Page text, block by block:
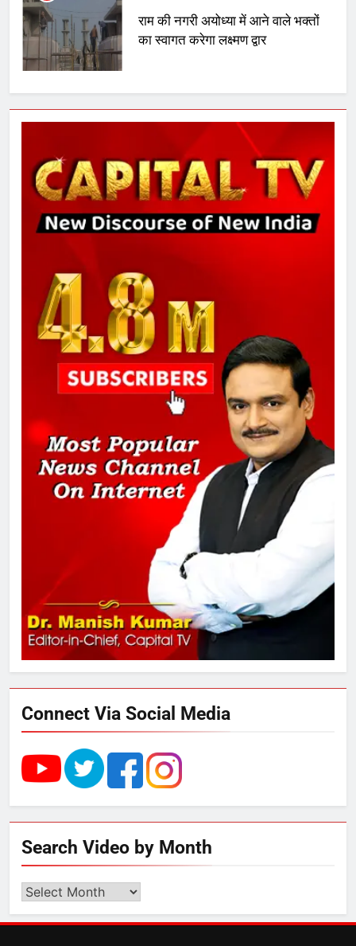
उत्तर प्रदेश में गांवों में बढ़ेंगी सुविधाएं: 67%
बढ़ा पंचायतों का बजट
7
गाजा युद्धविराम को लेकर बड़ी खबरें
8
चुनाव से पहले लालू परिवार पर बड़ा झटका,
तय किए
1
SRN अस्पताल का नाम अमर शहीद ठाकुर
रोशन सिंह के नाम पर करने की मांग तेज
अमर शहीद ठाकुर रोशन सिंह के नाम पर
स्वरूप रानी नेहरू चिकित्सालय का
नामकरण करने की मांग को लेकर
अनिश्चितकालीन धरना शुरू
289 एकड़ भूमि पर विकसित होगा कार्बन-
फ्री डेटा सेंटर, हजारों उच्च-कुशल
रोजगार सृजन की संभावना
4
UP में ग्रामीण बिजली आपूर्ति से कृषि,
डेयरी, कुटीर उद्योग और स्वरोजगार को
मिला बढ़ावा
5
राम की नगरी अयोध्या में आने वाले भक्तों
का स्वागत करेगा लक्ष्मण द्वार
उत्तर प्रदेश में गांवों में बढ़ेंगी सुविधाएं: 67%
बढ़ा पंचायतों का बजट
Connect Via Social Media
Search Video by Month
Search
by